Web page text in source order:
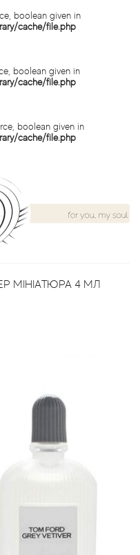
boolean given in
cache/file.php
boolean given in
cache/file.php
boolean given in
cache/file.php
МІНІАТЮРА 4 МЛ